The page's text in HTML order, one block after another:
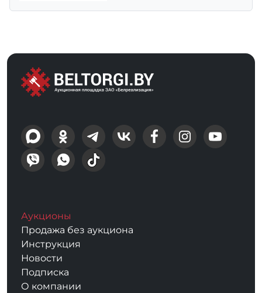
Аукционы
Продажа без аукциона
Инструкция
Новости
Подписка
О компании